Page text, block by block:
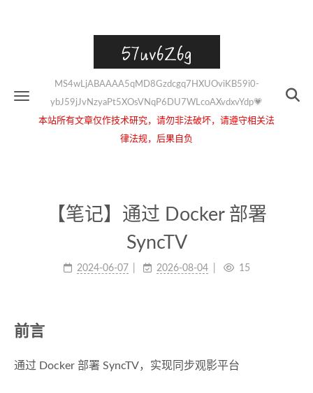
57uv6Z6g
MS4wLjABAAAA5qMD8Gzdcgq7HXUOviKB59i0-
ybJ59jJvNzyaPt5XOsVNqP6DU7WLcoAXvdxvYdp💗
本站所有文章仅作技术研究，请勿非法破坏，请遵守相关法
律法规，后果自负
【笔记】通过 Docker 部署
SyncTV
2024-06-07 2026-08-04 15
前言
通过 Docker 部署 SyncTV，实现同步观影平台